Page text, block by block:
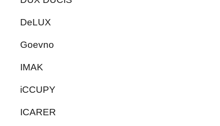
DeLUX
Goevno
IMAK
iCCUPY
ICARER